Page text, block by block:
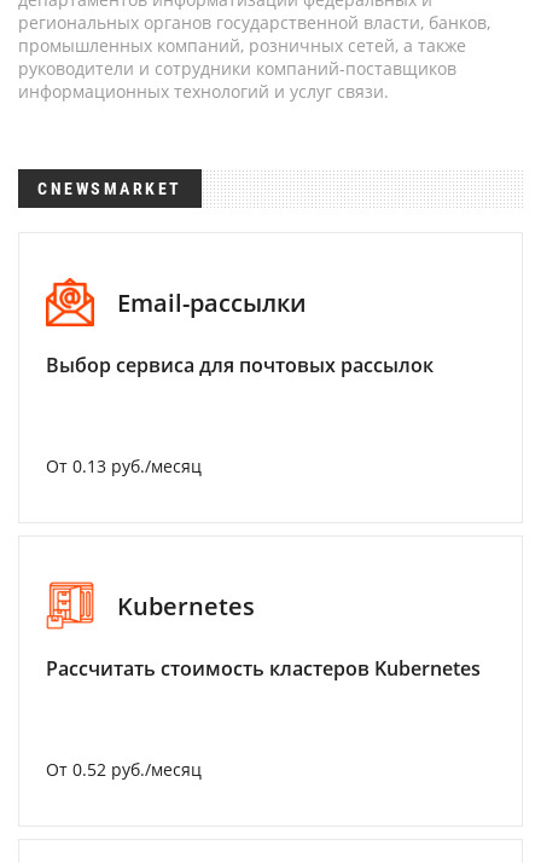
региональных органов государственной власти, банков,
промышленных компаний, розничных сетей, а также
руководители и сотрудники компаний-поставщиков
информационных технологий и услуг связи.
CNEWSMARKET
Email-рассылки
Выбор сервиса для почтовых рассылок
От 0.13 руб./месяц
Kubernetes
Рассчитать стоимость кластеров Kubernetes
От 0.52 руб./месяц